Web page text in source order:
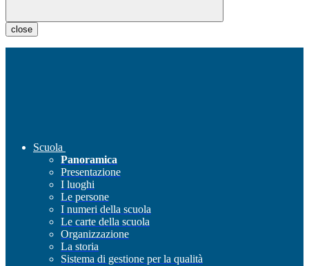
close
Scuola
Panoramica
Presentazione
I luoghi
Le persone
I numeri della scuola
Le carte della scuola
Organizzazione
La storia
Sistema di gestione per la qualità